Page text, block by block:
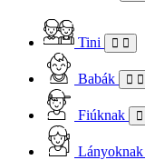
Tini
Babák
Fiúknak
Lányoknak